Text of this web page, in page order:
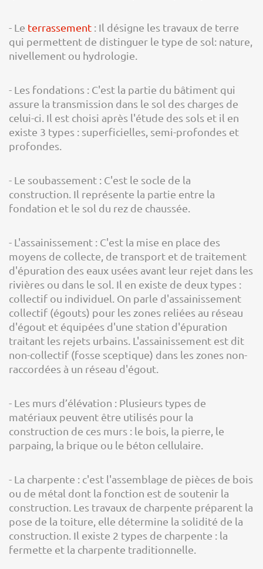
- Le terrassement : Il désigne les travaux de terre
qui permettent de distinguer le type de sol: nature,
nivellement ou hydrologie.
- Les fondations : C'est la partie du bâtiment qui
assure la transmission dans le sol des charges de
celui-ci. Il est choisi après l'étude des sols et il en
existe 3 types : superficielles, semi-profondes et
profondes.
- Le soubassement : C'est le socle de la
construction. Il représente la partie entre la
fondation et le sol du rez de chaussée.
- L'assainissement : C'est la mise en place des
moyens de collecte, de transport et de traitement
d'épuration des eaux usées avant leur rejet dans les
rivières ou dans le sol. Il en existe de deux types :
collectif ou individuel. On parle d'assainissement
collectif (égouts) pour les zones reliées au réseau
d'égout et équipées d'une station d'épuration
traitant les rejets urbains. L'assainissement est dit
non-collectif (fosse sceptique) dans les zones non-
raccordées à un réseau d'égout.
- Les murs d’élévation : Plusieurs types de
matériaux peuvent être utilisés pour la
construction de ces murs : le bois, la pierre, le
parpaing, la brique ou le béton cellulaire.
- La charpente : c'est l'assemblage de pièces de bois
ou de métal dont la fonction est de soutenir la
construction. Les travaux de charpente préparent la
pose de la toiture, elle détermine la solidité de la
construction. Il existe 2 types de charpente : la
fermette et la charpente traditionnelle.